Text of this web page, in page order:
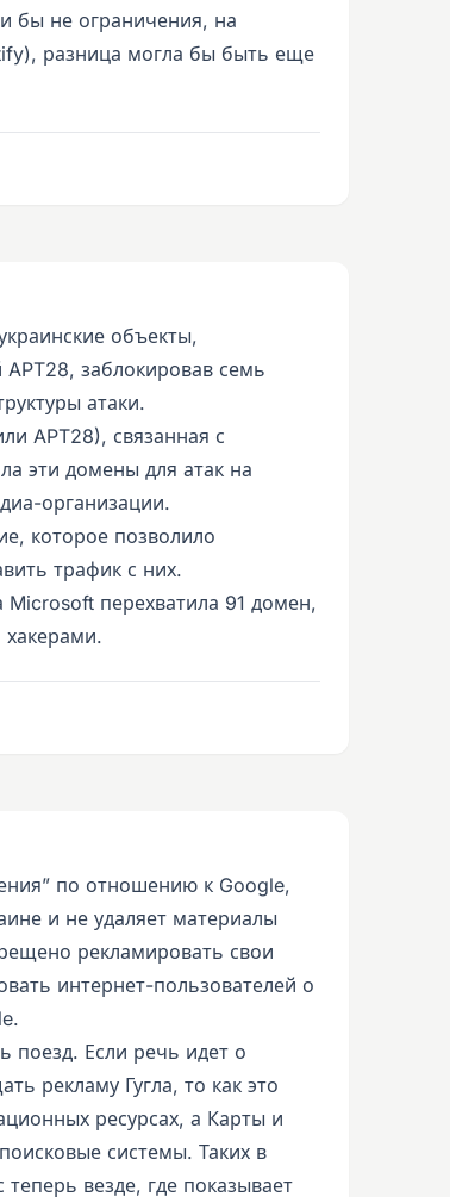
бы не ограничения, на
разница могла бы быть еще
объекты,
заблокировав семь
атаки.
APT28), связанная с
эти домены для атак на
организации.
которое позволило
трафик с них.
перехватила 91 домен,
по отношению к Google,
и не удаляет материалы
рекламировать свои
интернет-пользователей о
поезд. Если речь идет о
рекламу Гугла, то как это
ресурсах, а Карты и
системы. Таких в
везде, где показывает